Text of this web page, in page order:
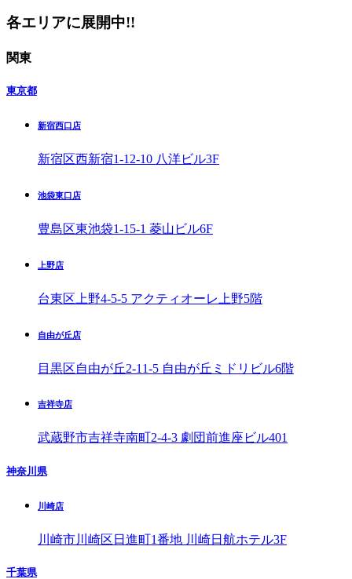
各エリアに展開中!!
関東
東京都
新宿西口店
新宿区西新宿1-12-10 八洋ビル3F
池袋東口店
豊島区東池袋1-15-1 菱山ビル6F
上野店
台東区上野4-5-5 アクティオーレ上野5階
自由が丘店
目黒区自由が丘2-11-5 自由が丘ミドリビル6階
吉祥寺店
武蔵野市吉祥寺南町2-4-3 劇団前進座ビル401
神奈川県
川崎店
川崎市川崎区日進町1番地 川崎日航ホテル3F
千葉県